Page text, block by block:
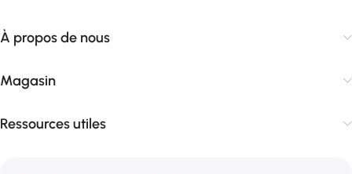
À propos de nous
Magasin
Ressources utiles